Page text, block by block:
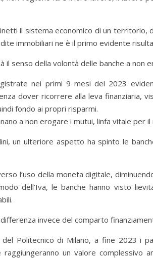
il sistema economico di un territorio,
immobiliari ne è il primo evidente
senso della volontà delle banche a non
nei primi 9 mesi del 2023
dover ricorrere alla leva finanziaria,
fondo ai propri risparmi.
a non erogare i mutui, linfa vitale per
un ulteriore aspetto ha spinto le
l’uso della moneta digitale,
dell’Iva, le banche hanno visto
invece del comparto
Politecnico di Milano, a fine 2023 i
un valore complessivo